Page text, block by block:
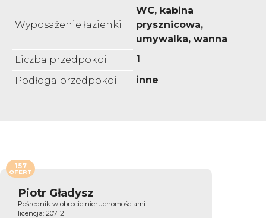
Wyposażenie łazienki
WC, kabina
prysznicowa,
umywalka, wanna
Liczba przedpokoi
1
Podłoga przedpokoi
inne
Piotr Gładysz
Pośrednik w obrocie nieruchomościami
licencja: 20712
157
OFERT